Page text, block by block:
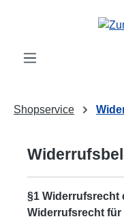
Zum Hauptinhalt
Shopservice
§1 Widerrufsrecht
Widerrufsrecht für